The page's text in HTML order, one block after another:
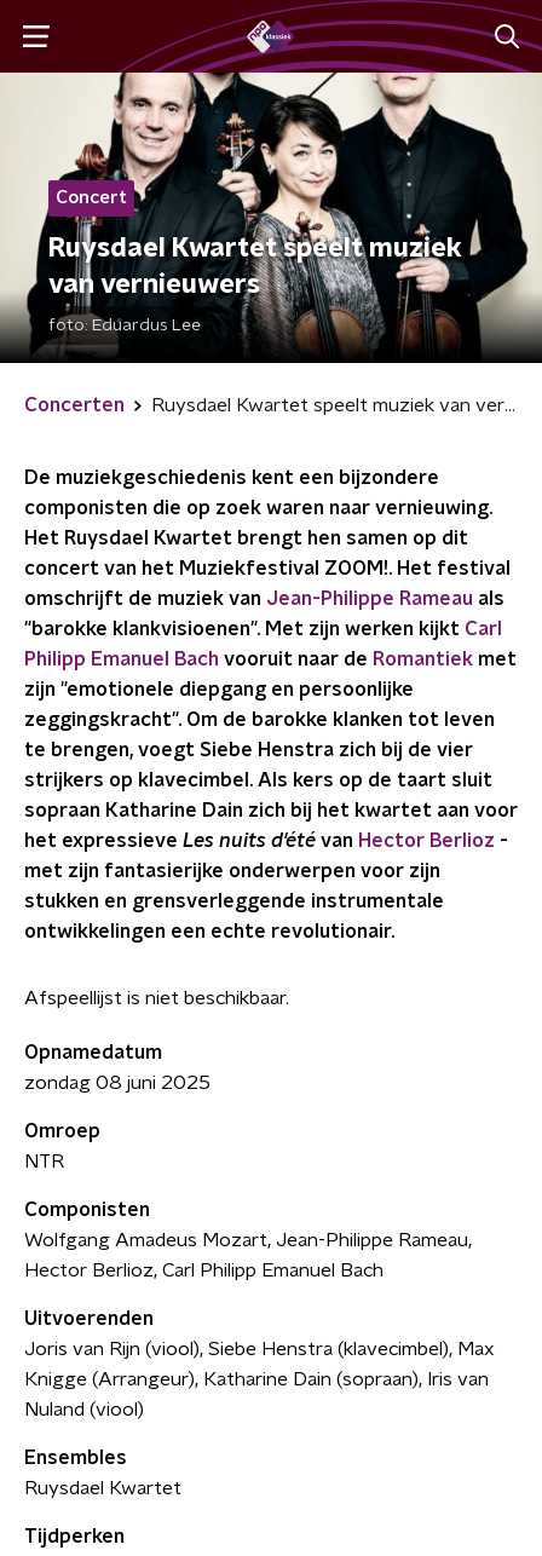
Concert
Ruysdael Kwartet speelt muziek
van vernieuwers
foto: Eduardus Lee
Concerten Ruysdael Kwartet speelt muziek van vernieuwers
De muziekgeschiedenis kent een bijzondere
componisten die op zoek waren naar vernieuwing.
Het Ruysdael Kwartet brengt hen samen op dit
concert van het Muziekfestival ZOOM!. Het festival
omschrijft de muziek van Jean-Philippe Rameau als
"barokke klankvisioenen". Met zijn werken kijkt Carl
Philipp Emanuel Bach vooruit naar de Romantiek met
zijn "emotionele diepgang en persoonlijke
zeggingskracht". Om de barokke klanken tot leven
te brengen, voegt Siebe Henstra zich bij de vier
strijkers op klavecimbel. Als kers op de taart sluit
sopraan Katharine Dain zich bij het kwartet aan voor
het expressieve Les nuits d'été van Hector Berlioz -
met zijn fantasierijke onderwerpen voor zijn
stukken en grensverleggende instrumentale
ontwikkelingen een echte revolutionair.
Afspeellijst is niet beschikbaar.
Opnamedatum
zondag 08 juni 2025
Omroep
NTR
Componisten
Wolfgang Amadeus Mozart, Jean-Philippe Rameau,
Hector Berlioz, Carl Philipp Emanuel Bach
Uitvoerenden
Joris van Rijn (viool), Siebe Henstra (klavecimbel), Max
Knigge (Arrangeur), Katharine Dain (sopraan), Iris van
Nuland (viool)
Ensembles
Ruysdael Kwartet
Tijdperken